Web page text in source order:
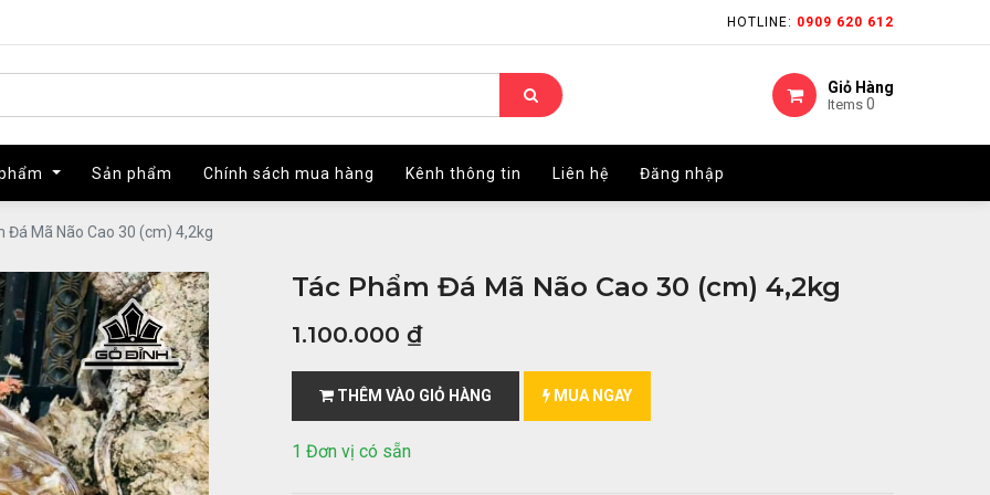
HOTLINE: 0909 620 612
Giỏ Hàng
Items 0
Sản phẩm Chính sách mua hàng Kênh thông tin Liên hệ Đăng nhập
HOTLINE: 0909 620 612
Giỏ Hàng
Items 0
Sản phẩm Chính sách mua hàng Kênh thông tin Liên hệ Đăng nhập
Đá Mã Não Cao 30 (cm) 4,2kg
Tác Phẩm Đá Mã Não Cao 30 (cm) 4,2kg
1.100.000 ₫
THÊM VÀO GIỎ HÀNG MUA NGAY
1 Đơn vị có sẵn